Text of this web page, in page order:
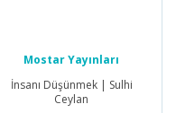
Mostar Yayınları
İnsanı Düşünmek | Sulhi
Ceylan